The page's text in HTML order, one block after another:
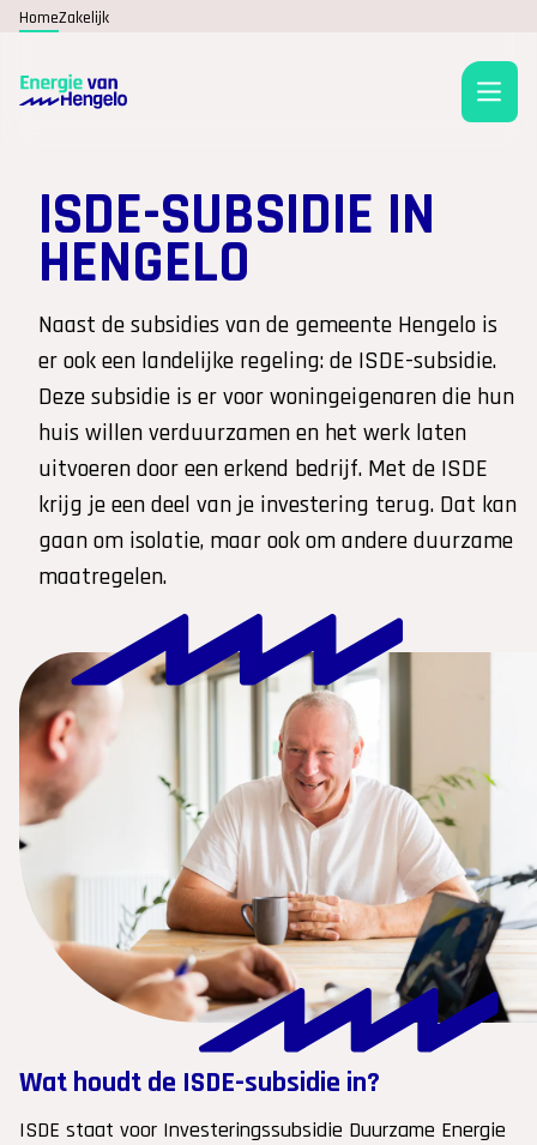
HomeZakelijk
ISDE-SUBSIDIE IN
HENGELO
Naast de subsidies van de gemeente Hengelo is
er ook een landelijke regeling: de ISDE-subsidie.
Deze subsidie is er voor woningeigenaren die hun
huis willen verduurzamen en het werk laten
uitvoeren door een erkend bedrijf. Met de ISDE
krijg je een deel van je investering terug. Dat kan
gaan om isolatie, maar ook om andere duurzame
maatregelen.
Wat houdt de ISDE-subsidie in?
ISDE staat voor Investeringssubsidie Duurzame Energie